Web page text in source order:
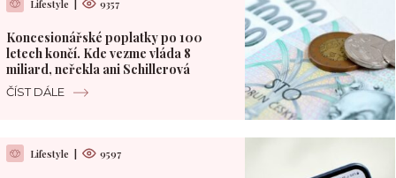
Lifestyle 9357
Koncesionářské poplatky po 100
letech končí. Kde vezme vláda 8
miliard, neřekla ani Schillerová
ČÍST DÁLE
Lifestyle 9597